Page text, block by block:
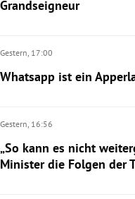
Grandseigneur
Gestern, 17:00
Whatsapp ist ein
Gestern, 16:56
„So kann es nicht
Minister die Folgen der